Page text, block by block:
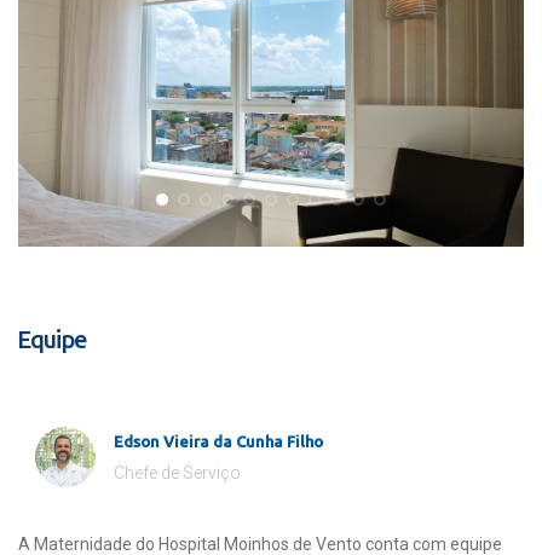
Equipe
Edson Vieira da Cunha Filho
Chefe de Serviço
A Maternidade do Hospital Moinhos de Vento conta com equipe